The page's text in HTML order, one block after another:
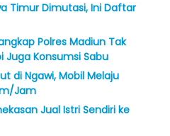
Timur Dimutasi, Ini Daftar
Polres Madiun Tak
Juga Konsumsi Sabu
di Ngawi, Mobil Melaju
Jam
Jual Istri Sendiri ke